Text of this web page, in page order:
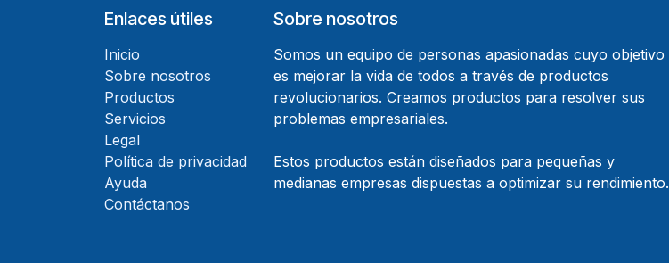
Enlaces útiles
Inicio
Sobre nosotros
Productos
Servicios
Legal
Política de privacidad
Ayuda
Contáctanos
Sobre nosotros
Somos un equipo de personas apasionadas cuyo objetivo
es mejorar la vida de todos a través de productos
revolucionarios. Creamos productos para resolver sus
problemas empresariales.
Estos productos están diseñados para pequeñas y
medianas empresas dispuestas a optimizar su rendimiento.